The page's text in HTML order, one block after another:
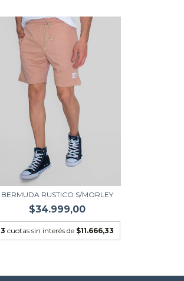
BERMUDA RUSTICO S/MORLEY
$34.999,00
3 cuotas sin interés de $11.666,33